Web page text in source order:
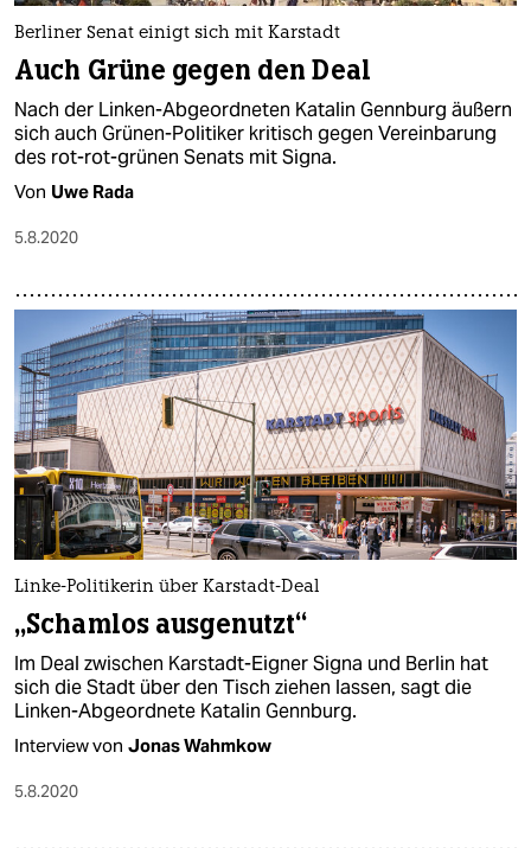
Berliner Senat einigt sich mit Karstadt
Auch Grüne gegen den Deal
Nach der Linken-Abgeordneten Katalin Gennburg äußern
sich auch Grünen-Politiker kritisch gegen Vereinbarung
des rot-rot-grünen Senats mit Signa.
Von Uwe Rada
5.8.2020
Linke-Politikerin über Karstadt-Deal
„Schamlos ausgenutzt“
Im Deal zwischen Karstadt-Eigner Signa und Berlin hat
sich die Stadt über den Tisch ziehen lassen, sagt die
Linken-Abgeordnete Katalin Gennburg.
Interview von Jonas Wahmkow
5.8.2020